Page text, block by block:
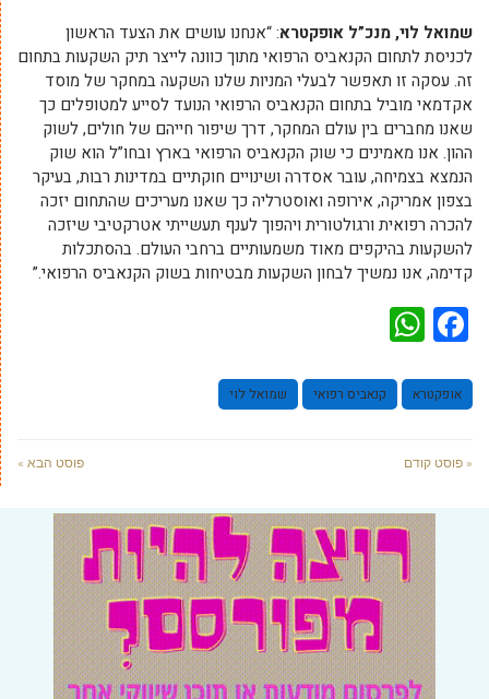
שמואל לוי, מנכ”ל אופקטרא: “אנחנו עושים את הצעד הראשון
לכניסת לתחום הקנאביס הרפואי מתוך כוונה לייצר תיק השקעות בתחום
זה. עסקה זו תאפשר לבעלי המניות שלנו השקעה במחקר של מוסד
אקדמאי מוביל בתחום הקנאביס הרפואי הנועד לסייע למטופלים כך
שאנו מחברים בין עולם המחקר, דרך שיפור חייהם של חולים, לשוק
ההון. אנו מאמינים כי שוק הקנאביס הרפואי בארץ ובחו”ל הוא שוק
הנמצא בצמיחה, עובר אסדרה ושינויים חוקתיים במדינות רבות, בעיקר
בצפון אמריקה, אירופה ואוסטרליה כך שאנו מעריכים שהתחום יזכה
להכרה רפואית ורגולטורית ויהפוך לענף תעשייתי אטרקטיבי שיזכה
להשקעות בהיקפים מאוד משמעותיים ברחבי העולם. בהסתכלות
קדימה, אנו נמשיך לבחון השקעות מבטיחות בשוק הקנאביס הרפואי.”
Facebook
אופקטרא קנאביס רפואי שמואל לוי
« פוסט קודם פוסט הבא »